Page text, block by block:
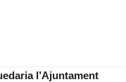
l’Ajuntament